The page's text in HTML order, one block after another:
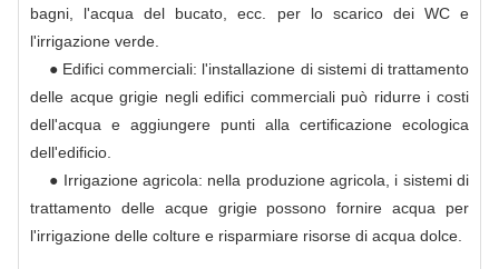
bagni, l'acqua del bucato, ecc. per lo scarico dei WC e
l'irrigazione verde.
● Edifici commerciali: l'installazione di sistemi di trattamento
delle acque grigie negli edifici commerciali può ridurre i costi
dell'acqua e aggiungere punti alla certificazione ecologica
dell'edificio.
● Irrigazione agricola: nella produzione agricola, i sistemi di
trattamento delle acque grigie possono fornire acqua per
l'irrigazione delle colture e risparmiare risorse di acqua dolce.